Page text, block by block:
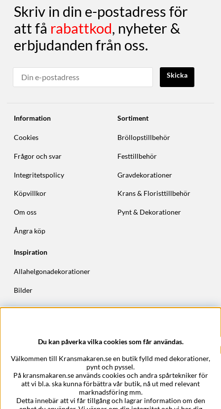
Skriv in din e-postadress för
att få rabattkod, nyheter &
erbjudanden från oss.
Skicka
Information
Cookies
Frågor och svar
Integritetspolicy
Köpvillkor
Om oss
Ångra köp
Sortiment
Bröllopstillbehör
Festtillbehör
Gravdekorationer
Krans & Floristtillbehör
Pynt & Dekorationer
Inspiration
Allahelgonadekorationer
Bilder
Höstkransar
Epost:support@kransmakaren.se
Du kan påverka vilka cookies som får användas.
Välkommen till Kransmakaren.se en butik fylld med dekorationer,
pynt och pyssel.
På kransmakaren.se används cookies och andra spårtekniker för
att vi bl.a. ska kunna förbättra vår butik, nå ut med relevant
marknadsföring mm.
Detta innebär att vi får tillgång och lagrar information om den